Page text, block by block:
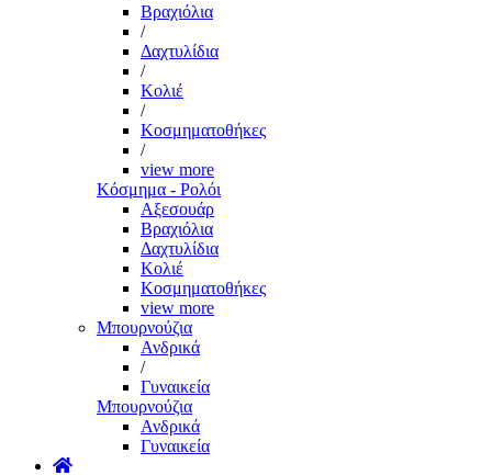
Βραχιόλια
/
Δαχτυλίδια
/
Κολιέ
/
Κοσμηματοθήκες
/
view more
Κόσμημα - Ρολόι
Αξεσουάρ
Βραχιόλια
Δαχτυλίδια
Κολιέ
Κοσμηματοθήκες
view more
Μπουρνούζια
Ανδρικά
/
Γυναικεία
Μπουρνούζια
Ανδρικά
Γυναικεία